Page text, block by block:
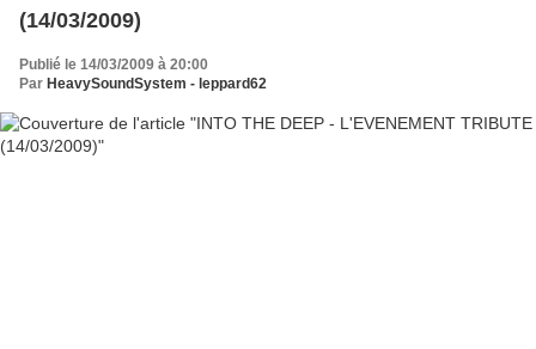
(14/03/2009)
Publié le 14/03/2009 à 20:00
Par HeavySoundSystem - leppard62